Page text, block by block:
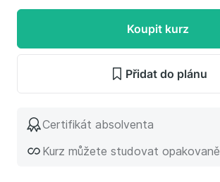
Koupit kurz
Přidat do plánu
Certifikát absolventa
Kurz můžete studovat opakovaně